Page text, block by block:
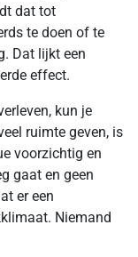
dat tot
te doen of te
Dat lijkt een
effect.
kun je
ruimte geven, is
voorzichtig en
gaat en geen
er een
Niemand